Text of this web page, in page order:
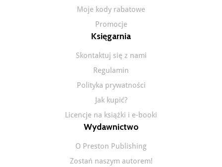
Moje kody rabatowe
Promocje
Księgarnia
Skontaktuj się z nami
Regulamin
Polityka prywatności
Jak kupić?
Licencje na książki i e-booki
Wydawnictwo
O Preston Publishing
Zostań naszym autorem!